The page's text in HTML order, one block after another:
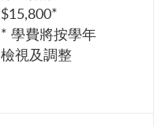
$15,800*
* 學費將按學年
檢視及調整